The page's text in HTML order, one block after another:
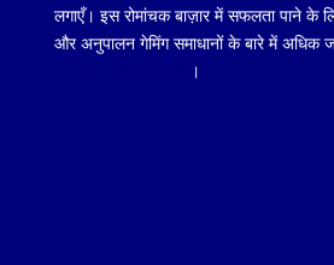
लगाएँ। इस रोमांचक बाज़ार में सफलता पाने के
और अनुपालन गेमिंग समाधानों के बारे में अधिक
।